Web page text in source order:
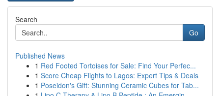
Search
Go
Published News
1 Red Footed Tortoises for Sale: Find Your Perfec...
1 Score Cheap Flights to Lagos: Expert Tips & Deals
1 Poseidon's Gift: Stunning Ceramic Cubes for Tab...